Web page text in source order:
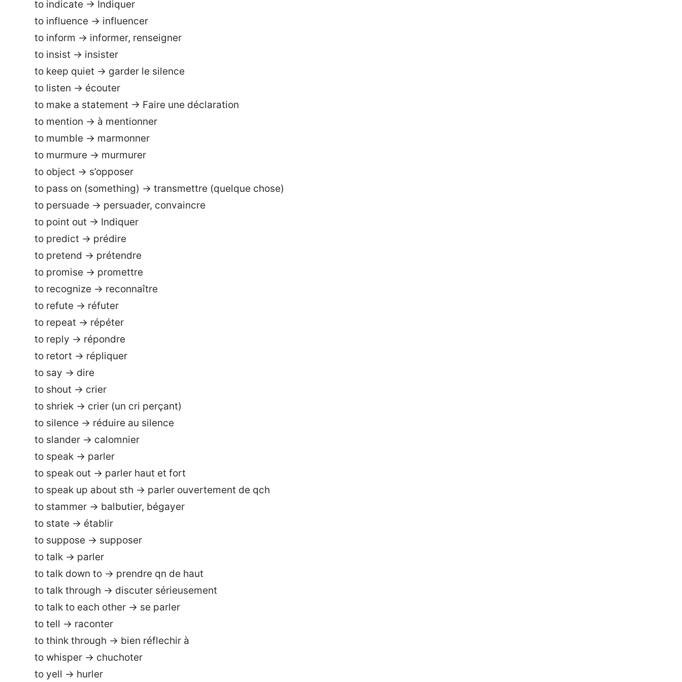
to indicate → Indiquer
to influence → influencer
to inform → informer, renseigner
to insist → insister
to keep quiet → garder le silence
to listen → écouter
to make a statement → Faire une déclaration
to mention → à mentionner
to mumble → marmonner
to murmure → murmurer
to object → s’opposer
to pass on (something) → transmettre (quelque chose)
to persuade → persuader, convaincre
to point out → Indiquer
to predict → prédire
to pretend → prétendre
to promise → promettre
to recognize → reconnaître
to refute → réfuter
to repeat → répéter
to reply → répondre
to retort → répliquer
to say → dire
to shout → crier
to shriek → crier (un cri perçant)
to silence → réduire au silence
to slander → calomnier
to speak → parler
to speak out → parler haut et fort
to speak up about sth → parler ouvertement de qch
to stammer → balbutier, bégayer
to state → établir
to suppose → supposer
to talk → parler
to talk down to → prendre qn de haut
to talk through → discuter sérieusement
to talk to each other → se parler
to tell → raconter
to think through → bien réflechir à
to whisper → chuchoter
to yell → hurler